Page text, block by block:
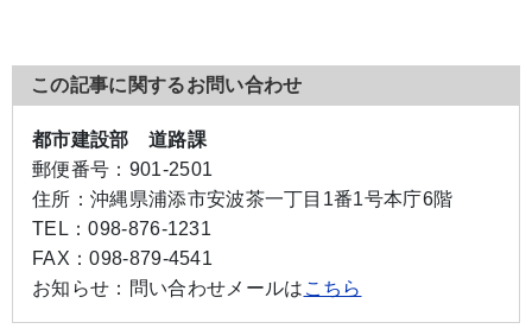
この記事に関するお問い合わせ
都市建設部 道路課
郵便番号： 901-2501
住所： 沖縄県浦添市安波茶一丁目1番1号本庁6階
TEL：098-876-1231
FAX：098-879-4541
お知らせ： 問い合わせメールは こちら